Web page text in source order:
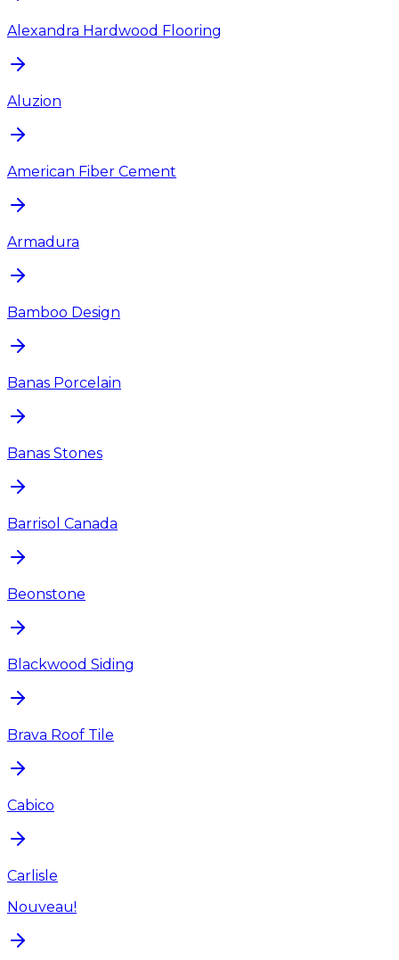
Alexandra Hardwood Flooring
Aluzion
American Fiber Cement
Armadura
Bamboo Design
Banas Porcelain
Banas Stones
Barrisol Canada
Beonstone
Blackwood Siding
Brava Roof Tile
Cabico
Carlisle
Nouveau!